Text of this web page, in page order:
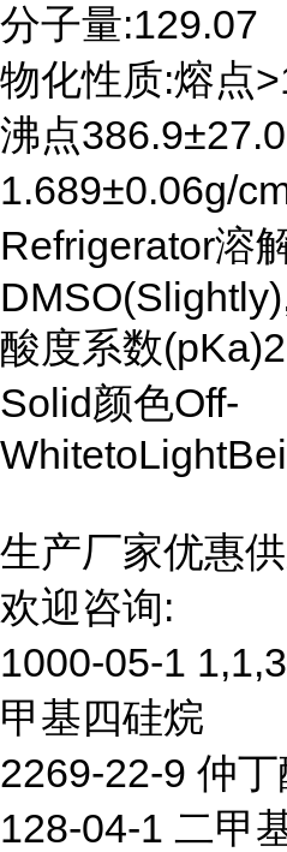
分子量:129.07
物化性质:熔点
沸点
1.689±0.06g/
Refrigerator溶
酸度系数
Solid颜色Off-
生产厂家优惠
欢迎咨询:
1000-05-1
甲基四硅烷
2269-22-9 仲
128-04-1 二甲